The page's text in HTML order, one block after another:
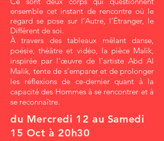
ensemble cet instant de rencontre où le
regard se pose sur l’Autre, l’Étranger, le
Différent de soi.
À travers des tableaux mêlant danse,
poésie, théâtre et vidéo, la pièce Malik,
inspirée par l'œuvre de l’artiste Abd Al
Malik, tente de s’emparer et de prolonger
les réflexions de ce-dernier quant à la
capacité des Hommes à se rencontrer et à
se reconnaître.
du Mercredi 12 au Samedi
15 Oct à 20h30